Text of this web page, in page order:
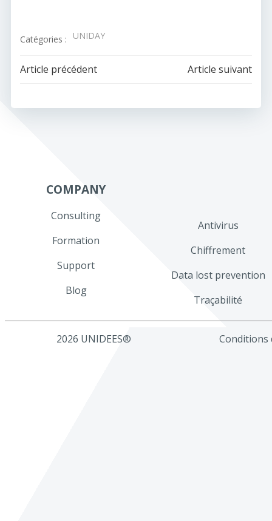
Catégories : UNIDAY
Navigation
de
Article précédent
Navigation
de
Article suivant
COMPANY
Consulting
Formation
Support
Blog
Antivirus
Chiffrement
Data lost prevention
Traçabilité
2026 UNIDEES® Conditions